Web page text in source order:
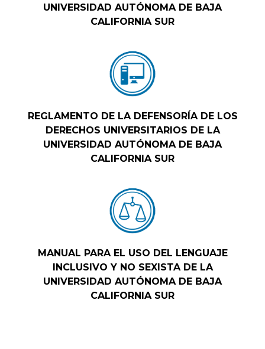
UNIVERSIDAD AUTÓNOMA DE BAJA
CALIFORNIA SUR
REGLAMENTO DE LA DEFENSORÍA DE LOS
DERECHOS UNIVERSITARIOS DE LA
UNIVERSIDAD AUTÓNOMA DE BAJA
CALIFORNIA SUR
MANUAL PARA EL USO DEL LENGUAJE
INCLUSIVO Y NO SEXISTA DE LA
UNIVERSIDAD AUTÓNOMA DE BAJA
CALIFORNIA SUR